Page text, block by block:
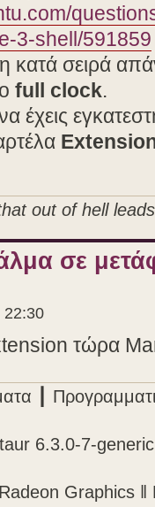
3-shell/591859
κατά σειρά
full clock.
έχεις
out of hell
σε
22:30
τώρα
┃
6.3.0-7-
Graphics ‖